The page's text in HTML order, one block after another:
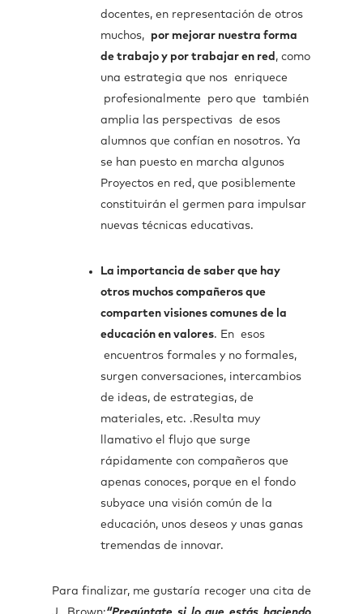
docentes, en representación de otros
muchos, por mejorar nuestra forma
de trabajo y por trabajar en red , como
una estrategia que nos enriquece
profesionalmente pero que también
amplia las perspectivas de esos
alumnos que confían en nosotros. Ya
se han puesto en marcha algunos
Proyectos en red, que posiblemente
constituirán el germen para impulsar
nuevas técnicas educativas.
La importancia de saber que hay
otros muchos compañeros que
comparten visiones comunes de la
educación en valores. En esos
encuentros formales y no formales,
surgen conversaciones, intercambios
de ideas, de estrategias, de
materiales, etc. .Resulta muy
llamativo el flujo que surge
rápidamente con compañeros que
apenas conoces, porque en el fondo
subyace una visión común de la
educación, unos deseos y unas ganas
tremendas de innovar.
Para finalizar, me gustaría recoger una cita de